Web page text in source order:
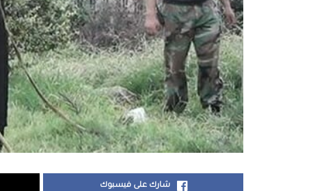
شارك على فيسبوك